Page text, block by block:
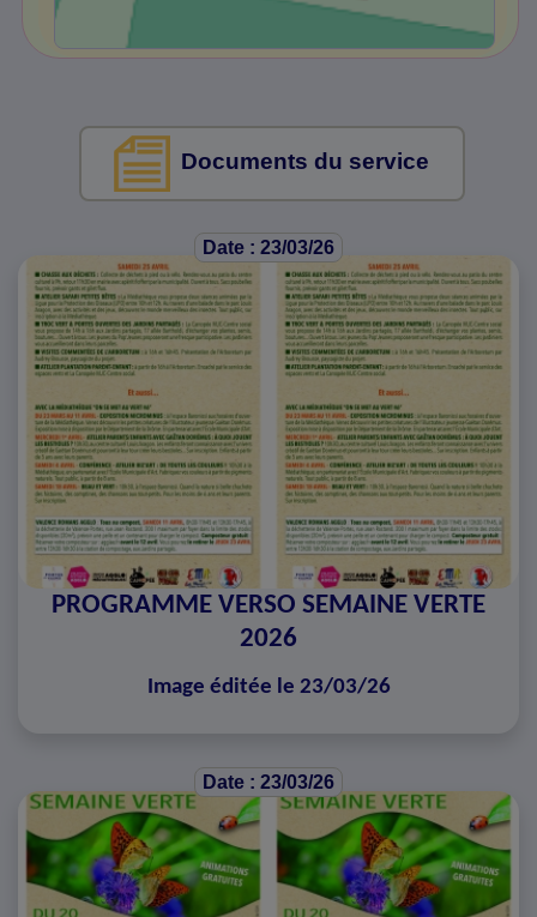
Documents du service
Date : 23/03/26
PROGRAMME VERSO SEMAINE VERTE
2026
Image éditée le 23/03/26
Date : 23/03/26